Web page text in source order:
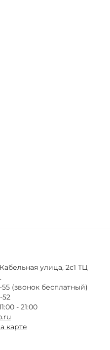
улица, 2с1 ТЦ
(звонок бесплатный)
52
- 21:00
карте